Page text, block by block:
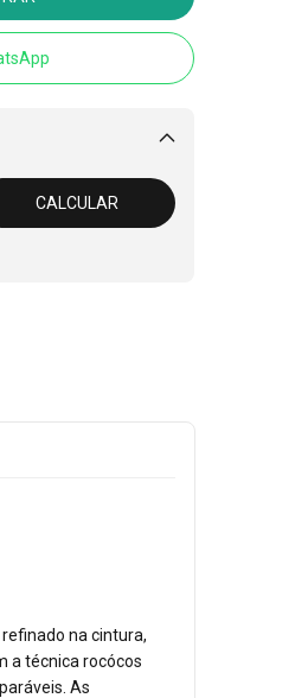
Alterar CEP
CALCULAR
na cintura,
a técnica rocócos
As